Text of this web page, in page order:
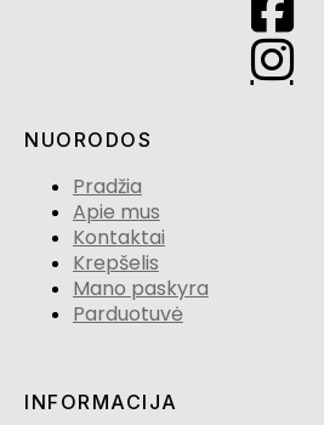
NUORODOS
Pradžia
Apie mus
Kontaktai
Krepšelis
Mano paskyra
Parduotuvė
INFORMACIJA